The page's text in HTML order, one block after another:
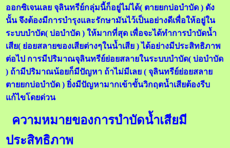
ออกซิเจนเลย จุลินทรีย์กลุ่มนี้ก็อยู่ไม่ได้( ตายยกบ่อบำบัด ) ดัง
นั้น จึงต้องมีการบำรุงและรักษามันไว้เป็นอย่างดีเพื่อให้อยู่ใน
ระบบบำบัด( บ่อบำบัด ) ให้มากที่สุด เพื่อจะได้ทำการบำบัดน้ำ
เสีย( ย่อยสลายของเสียต่างๆในน้ำเสีย ) ได้อย่างมีประสิทธิภาพ
ต่อไป การมีปริมาณจุลินทรีย์ย่อยสลายในระบบบำบัด( บ่อบำบัด
) ถ้ามีปริมาณน้อยก็มีปัญหา ถ้าไม่มีเลย ( จุลินทรีย์ย่อยสลาย
ตายยกบ่อบำบัด ) ยิ่งมีปัญหามากเข้าขั้นวิกฤตน้ำเสียต้องรีบ
แก้ไขโดยด่วน
ความหมายของการบำบัดน้ำเสียมี
ประสิทธิภาพ